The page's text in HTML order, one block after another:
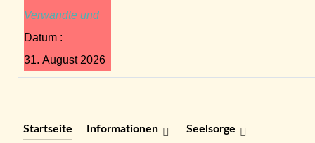
Verwandte und
Datum :
31. August 2026
Startseite Informationen Seelsorge